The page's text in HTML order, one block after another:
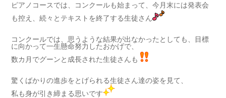
ピアノコースでは、コンクールも始まって、今月末には発表会
も控え、続々とテキストを終了する生徒さん
コンクールでは、思うような結果が出なかったとしても、目標
に向かって一生懸命努力したおかげで、
数カ月でグーンと成長された生徒さんも
驚くばかりの進歩をとげられる生徒さん達の姿を見て、
私も身が引き締まる思いです